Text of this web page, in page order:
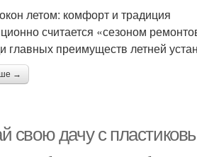
летом: комфорт и традиция
считается «сезоном
главных преимуществ летней
→
свою дачу с